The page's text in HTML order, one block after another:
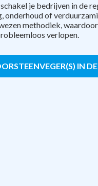
je bedrijven in de
onderhoud of
methodiek,
verlopen.
IN